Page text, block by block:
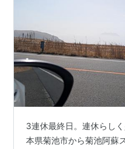
3連休最終日。連休らし
本県菊池市から菊池阿蘇